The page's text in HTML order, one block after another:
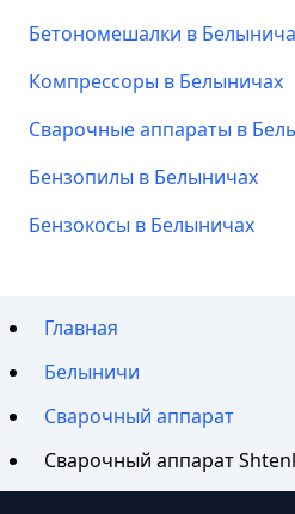
Бетономешалки в
Компрессоры в Белыничах
Сварочные аппараты в
Бензопилы в Белыничах
Бензокосы в Белыничах
Главная
Белыничи
Сварочный аппарат
Сварочный аппарат